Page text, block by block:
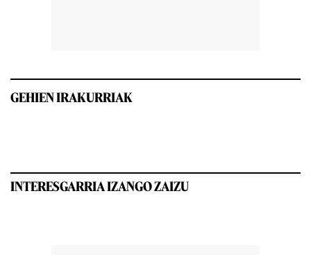
GEHIEN IRAKURRIAK
INTERESGARRIA IZANGO ZAIZU